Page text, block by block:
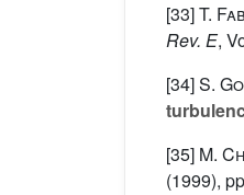
[33]T.
Rev. E,
[34]S.
[35] M.
(1999),